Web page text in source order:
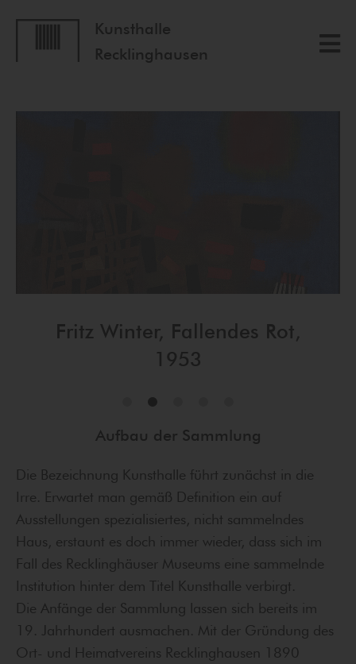
Kunsthalle
Recklinghausen
Fritz Winter, Fallendes Rot,
1953
Aufbau der Sammlung
Die Bezeichnung Kunsthalle führt zunächst in die
Irre. Erwartet man gemäß Definition ein auf
Ausstellungen spezialisiertes, nicht sammelndes
Haus, erstaunt es doch immer wieder, dass sich im
Fall des Recklinghäuser Museums eine sammelnde
Institution hinter dem Titel Kunsthalle verbirgt.
Die Anfänge der Sammlung lassen sich bereits im
19. Jahrhundert ausmachen. Mit der Gründung des
Ort- und Heimatvereins Recklinghausen 1890